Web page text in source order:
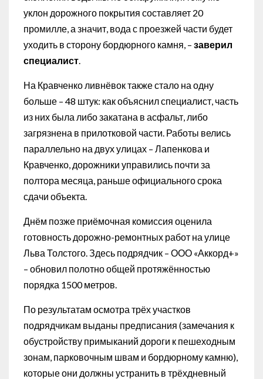
уклон дорожного покрытия составляет 20
промилле, а значит, вода с проезжей части будет
уходить в сторону бордюрного камня, – заверил
специалист
На Кравченко ливнёвок также стало на одну
больше – 48 штук: как объяснил специалист, часть
из них была либо закатана в асфальт, либо
загрязнена в прилотковой части. Работы велись
параллельно на двух улицах – Лапенкова и
Кравченко, дорожники управились почти за
полтора месяца, раньше официального срока
сдачи объекта.
Днём позже приёмочная комиссия оценила
готовность дорожно-ремонтных работ на улице
Льва Толстого. Здесь подрядчик – ООО «Аккорд+»
– обновил полотно общей протяжённостью
порядка 1500 метров.
По результатам осмотра трёх участков
подрядчикам выданы предписания (замечания к
обустройству примыканий дороги к пешеходным
зонам, парковочным швам и бордюрному камню),
которые они должны устранить в трёхдневный